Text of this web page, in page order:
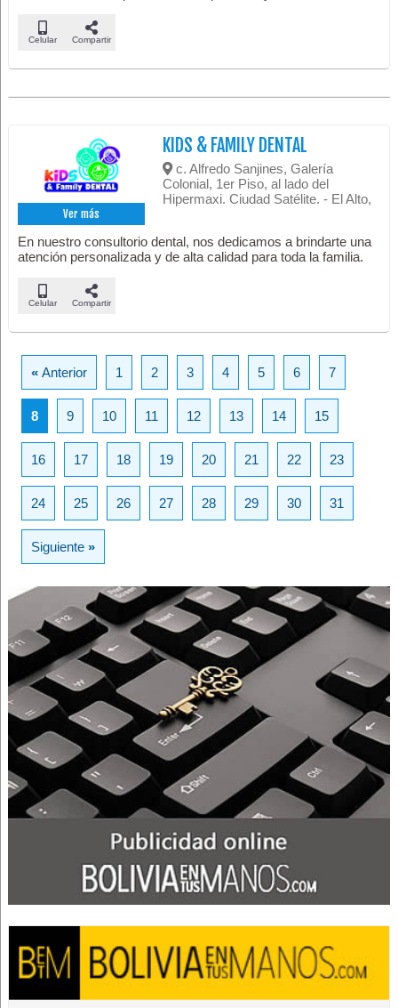
Celular Compartir
Ver más
KIDS & FAMILY DENTAL
c. Alfredo Sanjines, Galería
Colonial, 1er Piso, al lado del
Hipermaxi. Ciudad Satélite. - El Alto,
En nuestro consultorio dental, nos dedicamos a brindarte una
atención personalizada y de alta calidad para toda la familia.
Celular Compartir
«Anterior 1 2 3 4 5 6 7
8 9 10 11 12 13 14 15
16 17 18 19 20 21 22 23
24 25 26 27 28 29 30 31
Siguiente»